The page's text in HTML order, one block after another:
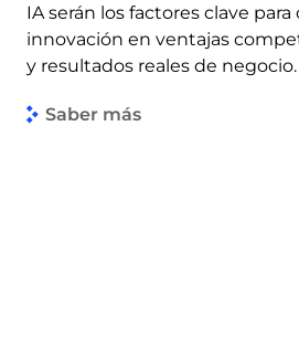
IA serán los factores clave
innovación en ventajas
y resultados reales de negocio.
Saber más